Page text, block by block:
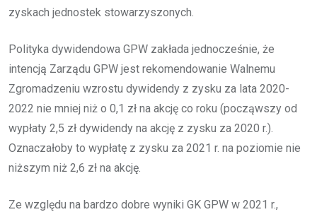
zyskach jednostek stowarzyszonych.
Polityka dywidendowa GPW zakłada jednocześnie, że
intencją Zarządu GPW jest rekomendowanie Walnemu
Zgromadzeniu wzrostu dywidendy z zysku za lata 2020-
2022 nie mniej niż o 0,1 zł na akcję co roku (począwszy od
wypłaty 2,5 zł dywidendy na akcję z zysku za 2020 r.).
Oznaczałoby to wypłatę z zysku za 2021 r. na poziomie nie
niższym niż 2,6 zł na akcję.
Ze względu na bardzo dobre wyniki GK GPW w 2021 r.,